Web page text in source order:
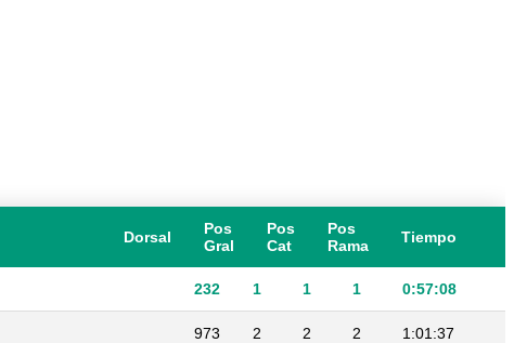
Dorsal
Pos
Gral
Pos
Cat
Pos
Rama
Tiempo
232 1 1 1 0:57:08
973 2 2 2 1:01:37